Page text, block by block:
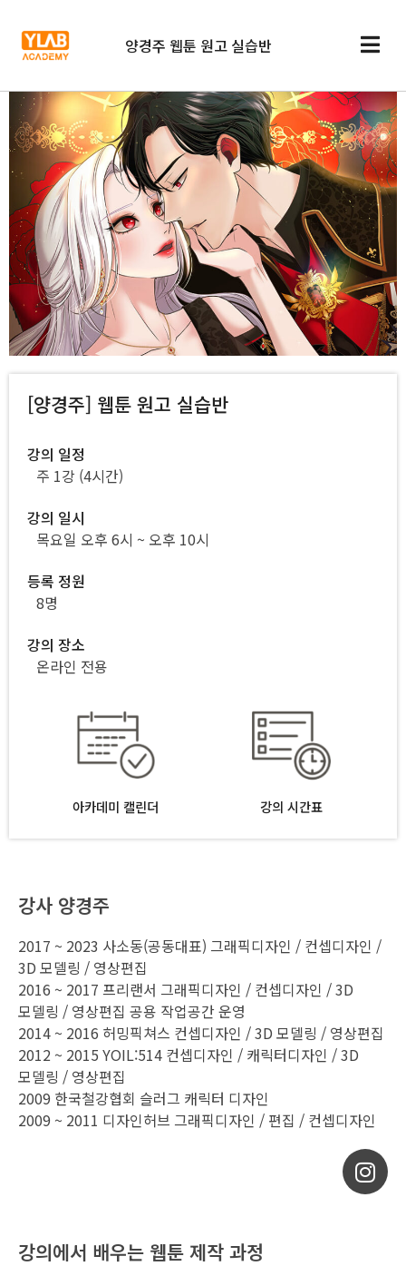
양경주 웹툰 원고 실습반
[양경주] 웹툰 원고 실습반
강의 일정
주 1강 (4시간)
강의 일시
목요일 오후 6시 ~ 오후 10시
등록 정원
8명
강의 장소
온라인 전용
아카데미 캘린더 강의 시간표
강사 양경주
2017 ~ 2023 사소동(공동대표) 그래픽디자인 / 컨셉디자인 /
3D 모델링 / 영상편집
2016 ~ 2017 프리랜서 그래픽디자인 / 컨셉디자인 / 3D
모델링 / 영상편집 공용 작업공간 운영
2014 ~ 2016 허밍픽쳐스 컨셉디자인 / 3D 모델링 / 영상편집
2012 ~ 2015 YOIL:514 컨셉디자인 / 캐릭터디자인 / 3D
모델링 / 영상편집
2009 한국철강협회 슬러그 캐릭터 디자인
2009 ~ 2011 디자인허브 그래픽디자인 / 편집 / 컨셉디자인
강의에서 배우는 웹툰 제작 과정